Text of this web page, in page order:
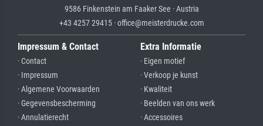
9586 Finkenstein am Faaker See · Austria
+43 4257 29415 · office@meisterdrucke.com
Impressum & Contact
· Contact
· Impressum
· Algemene Voorwaarden
· Gegevensbescherming
· Annulatierecht
Extra Informatie
· Eigen motief
· Verkoop je kunst
· Kwaliteit
· Beelden van ons werk
· Accessoires